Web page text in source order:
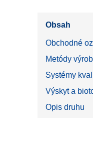
Obsah
Obchodné
Metódy
Systémy
Výskyt a
Opis druhu